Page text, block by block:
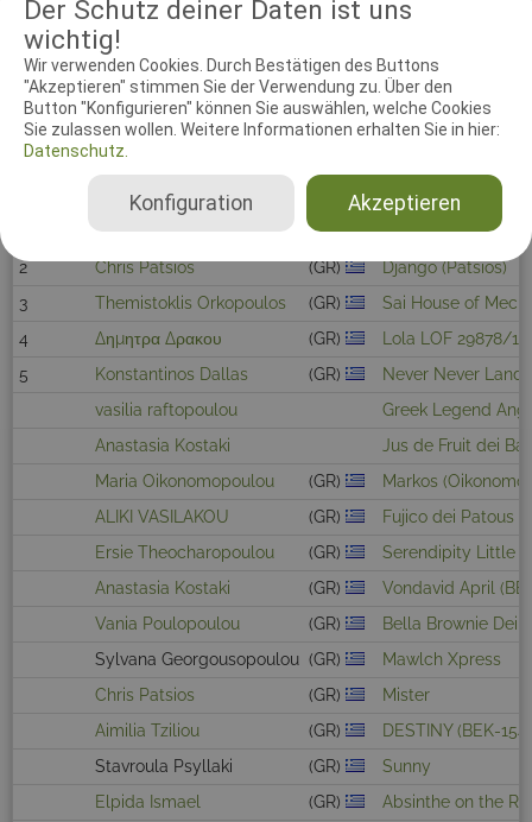
Der Schutz deiner Daten ist uns
wichtig!
Wir verwenden Cookies. Durch Bestätigen des Buttons
"Akzeptieren" stimmen Sie der Verwendung zu. Über den
Button "Konfigurieren" können Sie auswählen, welche Cookies
Sie zulassen wollen. Weitere Informationen erhalten Sie in hier:
Datenschutz.
Akzeptieren
Konfiguration
ΑΝΝΑ ΤΡΙΑΝΤΟΥ
AGILITY OPEN LARGE
Hundeführer
Hund
Efi Papadopoulou (GR)
Beautiful Borders
2
Chris Patsios (GR)
Django (Patsios)
3
Themistoklis Orkopoulos (GR)
Sai House of
4
Δημητρα Δρακου (GR)
Lola LOF 29878/10
5
Konstantinos Dallas (GR)
Never Never Land
vasilia raftopoulou
Greek Legend
Anastasia Kostaki
Jus de Fruit dei
Maria Oikonomopoulou
(GR)
Markos
ALIKI VASILAKOU
(GR)
Fujico dei Patous
Ersie Theocharopoulou
(GR)
Serendipity Little
Anastasia Kostaki
(GR)
Vondavid April
Vania Poulopoulou
(GR)
Bella Brownie Dei
Sylvana Georgousopoulou (GR)
Mawlch Xpress
Chris Patsios
(GR)
Mister
Aimilia Tziliou
(GR)
DESTINY (BEK-
Stavroula Psyllaki
(GR)
Sunny
Elpida Ismael
(GR)
Absinthe on the